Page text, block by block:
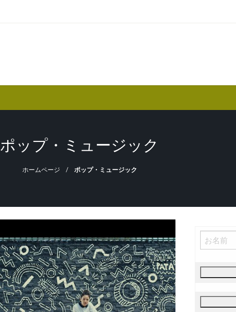
ポップ・ミュージック
ホームページ ポップ・ミュージック